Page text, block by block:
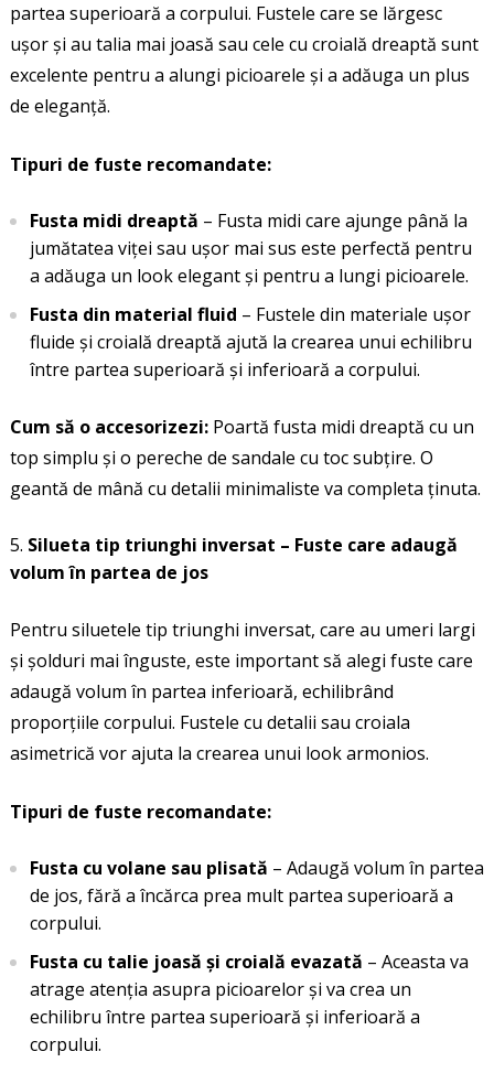
partea superioară a corpului. Fustele care se lărgesc
ușor și au talia mai joasă sau cele cu croială dreaptă sunt
excelente pentru a alungi picioarele și a adăuga un plus
de eleganță.
Tipuri de fuste recomandate:
Fusta midi dreaptă – Fusta midi care ajunge până la
jumătatea viței sau ușor mai sus este perfectă pentru
a adăuga un look elegant și pentru a lungi picioarele.
Fusta din material fluid – Fustele din materiale ușor
fluide și croială dreaptă ajută la crearea unui echilibru
între partea superioară și inferioară a corpului.
Cum să o accesorizezi:Poartă fusta midi dreaptă cu un
top simplu și o pereche de sandale cu toc subțire. O
geantă de mână cu detalii minimaliste va completa ținuta.
Silueta tip triunghi inversat – Fuste care adaugă
volum în partea de jos
Pentru siluetele tip triunghi inversat, care au umeri largi
și șolduri mai înguste, este important să alegi fuste care
adaugă volum în partea inferioară, echilibrând
proporțiile corpului. Fustele cu detalii sau croiala
asimetrică vor ajuta la crearea unui look armonios.
Tipuri de fuste recomandate:
Fusta cu volane sau plisată – Adaugă volum în partea
de jos, fără a încărca prea mult partea superioară a
corpului.
Fusta cu talie joasă și croială evazată – Aceasta va
atrage atenția asupra picioarelor și va crea un
echilibru între partea superioară și inferioară a
corpului.